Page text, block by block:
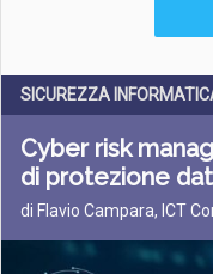
SICUREZZA
Cyber risk
di protezione
di Flavio Campara, ICT